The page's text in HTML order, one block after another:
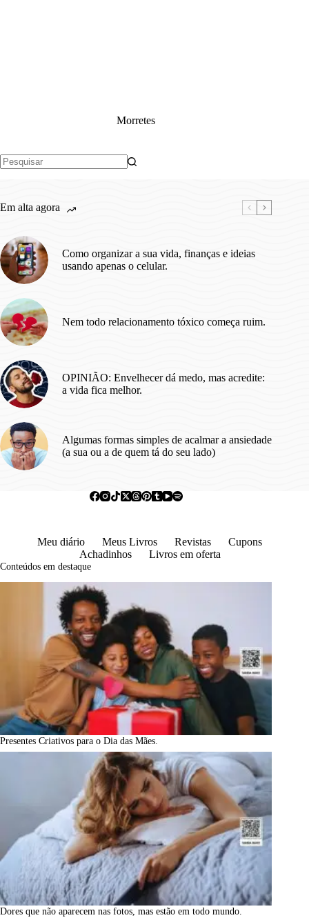
Morretes
Em alta agora
Como organizar a sua vida, finanças e ideias
usando apenas o celular.
Nem todo relacionamento tóxico começa ruim.
OPINIÃO: Envelhecer dá medo, mas acredite:
a vida fica melhor.
Algumas formas simples de acalmar a ansiedade
(a sua ou a de quem tá do seu lado)
Meu diário Meus Livros Revistas
Cupons
Achadinhos
Livros em oferta
Conteúdos em destaque
Presentes Criativos para o Dia das Mães.
Dores que não aparecem nas fotos, mas estão em todo mundo.